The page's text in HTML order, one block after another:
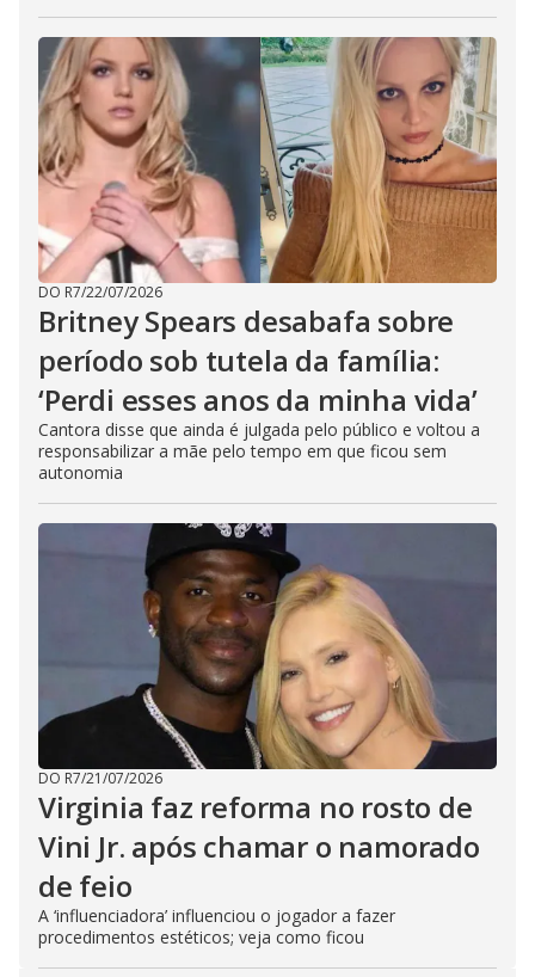
DO R7/22/07/2026
Britney Spears desabafa sobre
período sob tutela da família:
‘Perdi esses anos da minha vida’
Cantora disse que ainda é julgada pelo público e voltou a
responsabilizar a mãe pelo tempo em que ficou sem
autonomia
DO R7/21/07/2026
Virginia faz reforma no rosto de
Vini Jr. após chamar o namorado
de feio
A ‘influenciadora’ influenciou o jogador a fazer
procedimentos estéticos; veja como ficou